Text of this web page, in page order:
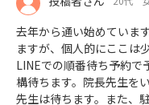
去年から通い始めていま
ますが、個人的にここは
LINEでの順番待ち予約で
構待ちます。院長先生を
先生は待ちます。また、